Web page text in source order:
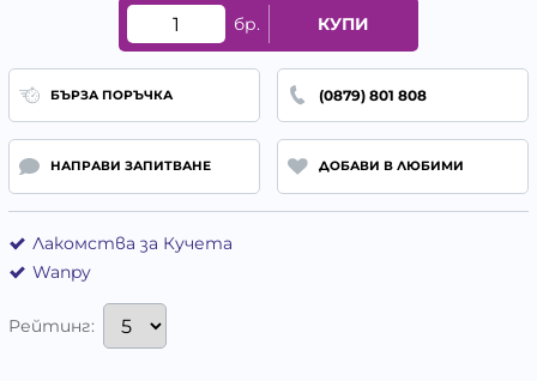
бр. КУПИ
БЪРЗА ПОРЪЧКА (0879) 801 808
НАПРАВИ ЗАПИТВАНЕ ДОБАВИ В ЛЮБИМИ
Лакомства за Кучета
Wanpy
Рейтинг: